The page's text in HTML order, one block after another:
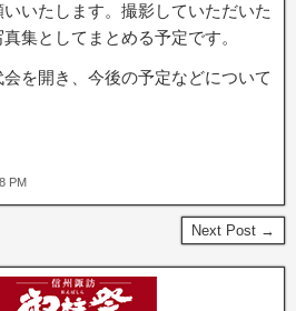
いたします。撮影していただいた
集としてまとめる予定です。
を開き、今後の予定などについて
PM
Next Post →